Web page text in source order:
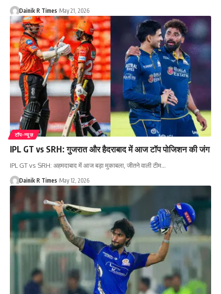
Dainik R Times May 21, 2026
टॉप-न्यूज़
IPL GT vs SRH: गुजरात और हैदराबाद में आज टॉप पोजिशन की जंग
IPL GT vs SRH: अहमदाबाद में आज बड़ा मुकाबला, जीतने वाली टीम…
Dainik R Times May 12, 2026